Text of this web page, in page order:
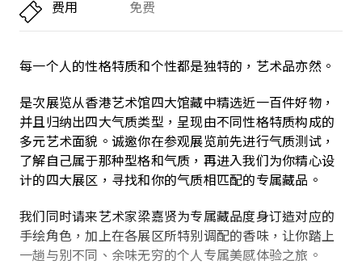
费用 免费
每一个人的性格特质和个性都是独特的，艺术品亦然。
是次展览从香港艺术馆四大馆藏中精选近一百件好物，
并且归纳出四大气质类型，呈现由不同性格特质构成的
多元艺术面貌。诚邀你在参观展览前先进行气质测试，
了解自己属于那种型格和气质，再进入我们为你精心设
计的四大展区，寻找和你的气质相匹配的专属藏品。
我们同时请来艺术家梁嘉贤为专属藏品度身订造对应的
手绘角色，加上在各展区所特别调配的香味，让你踏上
一趟与别不同、余味无穷的个人专属美感体验之旅。